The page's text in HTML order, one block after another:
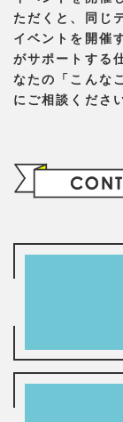
ただくと、同じ
イベントを開催
がサポートする
なたの「こんな
にご相談くださ